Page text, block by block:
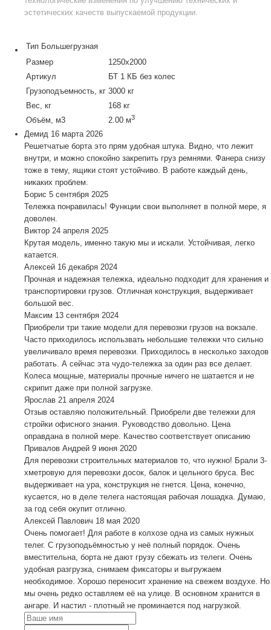
эстетических качеств выпускаемой продукции.
Тип Большегрузная
Размер
1250х2000
Артикул
БТ 1 КБ без колес
Грузоподъемность, кг 3000 кг
Вес, кг
168 кг
Объём, м3
2.00 м3
Демид 16 марта 2026
Решетчатые борта это прям удобная штука. Видно, что лежит
внутри, и можно спокойно закрепить груз ремнями. Фанера снизу
тоже в тему, ящики стоят устойчиво. В работе каждый день,
никаких проблем.
Борис 5 сентября 2025
Тележка понравилась! Функции свои выполняет в полной мере, я
доволен.
Виктор 24 апреля 2025
Крутая модель, именно такую мы и искали. Устойчивая, легко
катается.
Алексей 16 декабря 2024
Прочная и надежная тележка, идеально подходит для хранения и
транспортировки грузов. Отличная конструкция, выдерживает
большой вес.
Максим 13 сентября 2024
Приобрели три такие модели для перевозки грузов на вокзале.
Часто приходилось использвать небольшие тележки что сильно
увеличивало время перевозки. Приходилось в несколько заходов
работать. А сейчас эта чудо-тележка за один раз все делает.
Колеса мощные, материалы прочные ничего не шатается и не
скрипит даже при полной загрузке.
Ярослав 21 апреля 2024
Отзыв оставляю положительный. Приобрели две тележки для
стройки офисного знания. Руководство довольно. Цена
оправдана в полной мере. Качество соответствует описанию
Привалов Андрей 9 июня 2020
Для перевозки строительных материалов то, что нужно! Брали 3-
хметровую для перевозки досок, балок и цельного бруса. Вес
выдерживает на ура, конструкция не гнется. Цена, конечно,
кусается, но в деле телега настоящая рабочая лошадка. Думаю,
за год себя окупит отлично.
Алексей Павлович 18 мая 2020
Очень помогает! Для работе в колхозе одна из самых нужных
телег. С грузоподьёмностью у неё полный порядок. Очень
вместительна, борта не дают грузу сбежать из телеги. Очень
удобная разгрузка, снимаем фиксаторы и выгружаем
необходимое. Хорошо переносит хранение на свежем воздухе. Но
мы очень редко оставляем её на улице. В основном хранится в
ангаре. И настил - плотный не проминается под нагрузкой.